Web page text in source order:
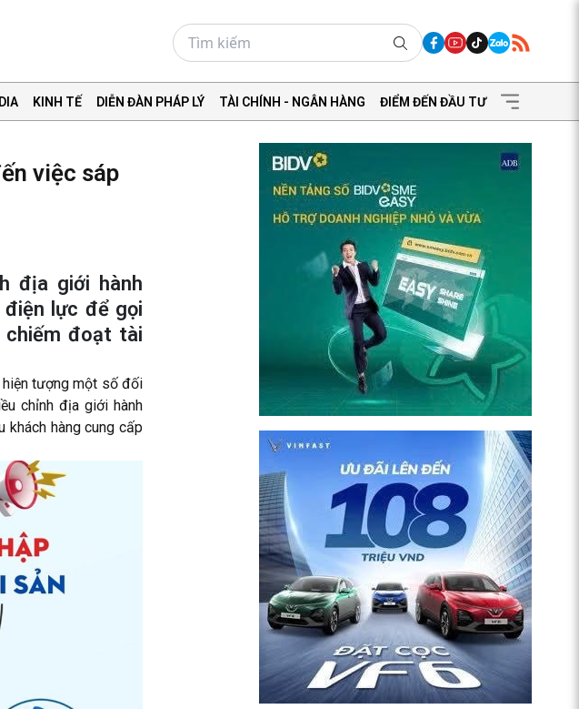
KINH TẾ DIỄN ĐÀN PHÁP LÝ TÀI CHÍNH - NGÂN HÀNG ĐIỂM ĐẾN ĐẦU TƯ
việc sáp
địa giới hành
điện lực để gọi
chiếm đoạt tài
hiện tượng một số đối
chỉnh địa giới hành
khách hàng cung cấp